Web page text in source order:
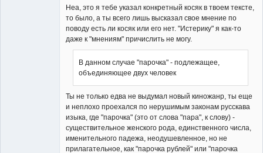
Неа, это я тебе указал конкретный косяк в твоем тексте,
то было, а ты всего лишь высказал свое мнение по
поводу есть ли косяк или его нет. "Истерику" я как-то
даже к "мнениям" причислить не могу.
В данном случае "парочка" - подлежащее,
объединяющее двух человек
Ты не только едва не выдумал новый киножанр, ты еще
и неплохо проехался по нерушимым законам русскава
изыка, где "парочка" (это от слова "пара", к слову) -
существительное женского рода, единственного числа,
именительного падежа, неодушевленное, но не
прилагательное, как "парочка рублей" или "парочка